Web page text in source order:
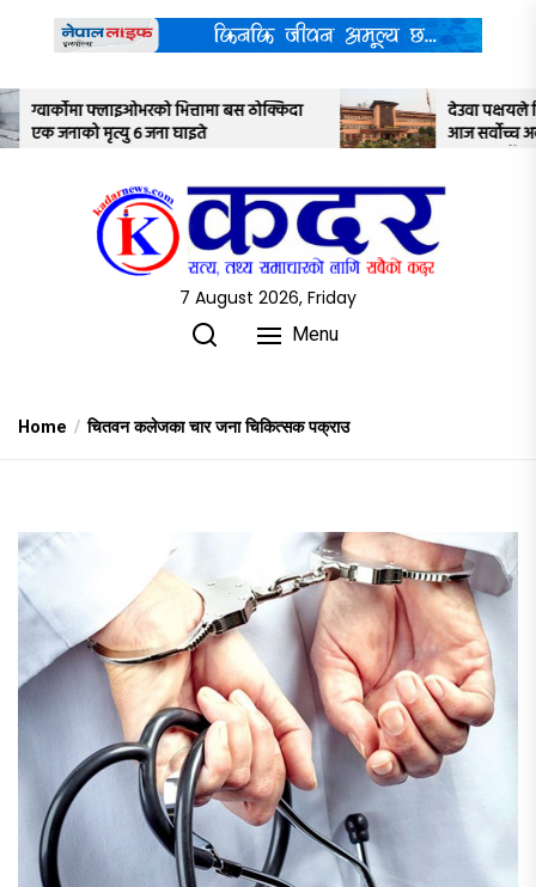
content
देउवा पक्षयले दिएकोे पुनरावलोकन निवेदनमाथि
आज सर्वोच्च अदालतका तीन न्यायाधीशले
7 August 2026, Friday
Menu
Home चितवन कलेजका चार जना चिकित्सक पक्राउ